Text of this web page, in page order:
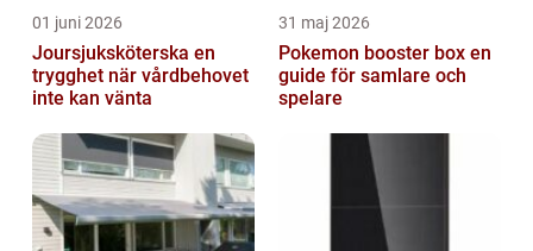
01 juni 2026
Joursjuksköterska en
trygghet när vårdbehovet
inte kan vänta
31 maj 2026
Pokemon booster box en
guide för samlare och
spelare